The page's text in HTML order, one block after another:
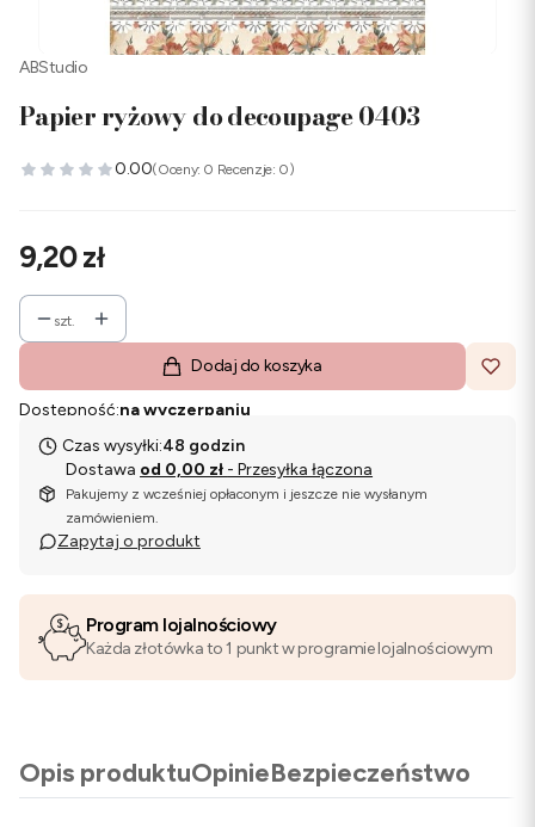
ABStudio
Papier ryżowy do decoupage 0403
0.00(Oceny: 0 Recenzje: 0)
Cena
9,20 zł
szt.
Dodaj do koszyka
Dostępność:na wyczerpaniu
Czas wysyłki:48 godzin
Dostawa od 0,00 zł - Przesyłka łączona
Pakujemy z wcześniej opłaconym i jeszcze nie wysłanym
zamówieniem.
Zapytaj o produkt
Program lojalnościowy
Każda złotówka to 1 punkt w programie lojalnościowym
Opis produktuOpinieBezpieczeństwo